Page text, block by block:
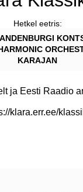
Hetkel eetris:
KARAJAN
ja Eesti Raadio
klara.err.ee/